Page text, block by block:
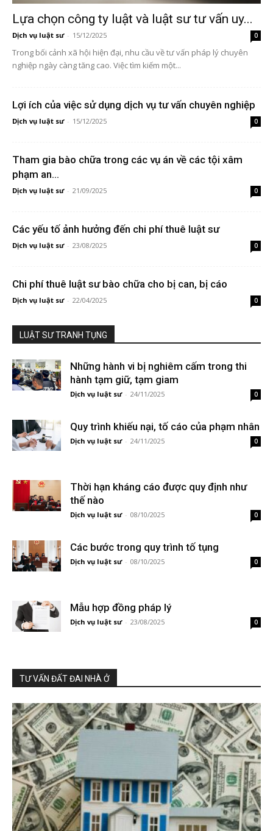
Lựa chọn công ty luật và luật sư tư vấn uy...
Dịch vụ luật sư - 15/12/2025 0
Trong bối cảnh xã hội hiện đại, nhu cầu về tư vấn pháp lý chuyên
nghiệp ngày càng tăng cao. Việc tìm kiếm một...
Lợi ích của việc sử dụng dịch vụ tư vấn chuyên nghiệp
Dịch vụ luật sư - 15/12/2025 0
Tham gia bào chữa trong các vụ án về các tội xâm
phạm an...
Dịch vụ luật sư - 21/09/2025 0
Các yếu tố ảnh hưởng đến chi phí thuê luật sư
Dịch vụ luật sư - 23/08/2025 0
Chi phí thuê luật sư bào chữa cho bị can, bị cáo
Dịch vụ luật sư - 22/04/2025 0
LUẬT SƯ TRANH TỤNG
Những hành vi bị nghiêm cấm trong thi
hành tạm giữ, tạm giam
Dịch vụ luật sư - 24/11/2025 0
Quy trình khiếu nại, tố cáo của phạm nhân
Dịch vụ luật sư - 24/11/2025 0
Thời hạn kháng cáo được quy định như
thế nào
Dịch vụ luật sư - 08/10/2025 0
Các bước trong quy trình tố tụng
Dịch vụ luật sư - 08/10/2025 0
Mẫu hợp đồng pháp lý
Dịch vụ luật sư - 23/08/2025 0
TƯ VẤN ĐẤT ĐAI NHÀ Ở